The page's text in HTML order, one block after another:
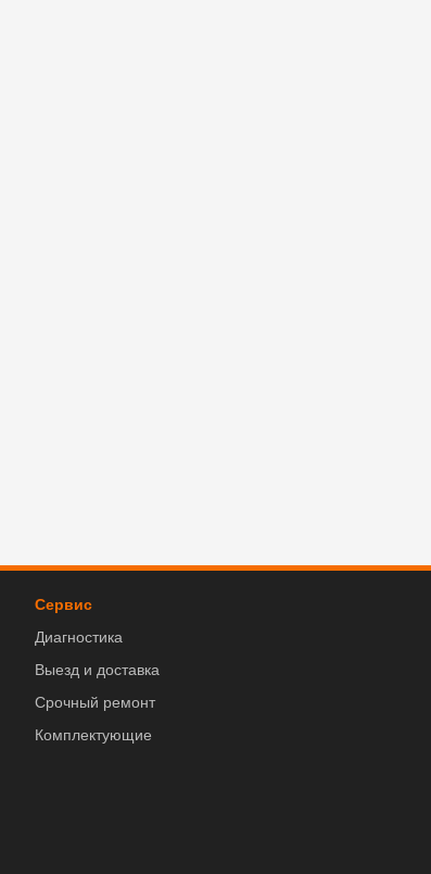
Сервис
Диагностика
Выезд и доставка
Срочный ремонт
Комплектующие